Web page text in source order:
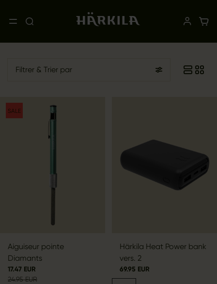
Filtrer & Trier par
SALE
Aiguiseur pointe
Diamants
17.47 EUR
24.95 EUR
Härkila Heat Power bank
vers. 2
69.95 EUR